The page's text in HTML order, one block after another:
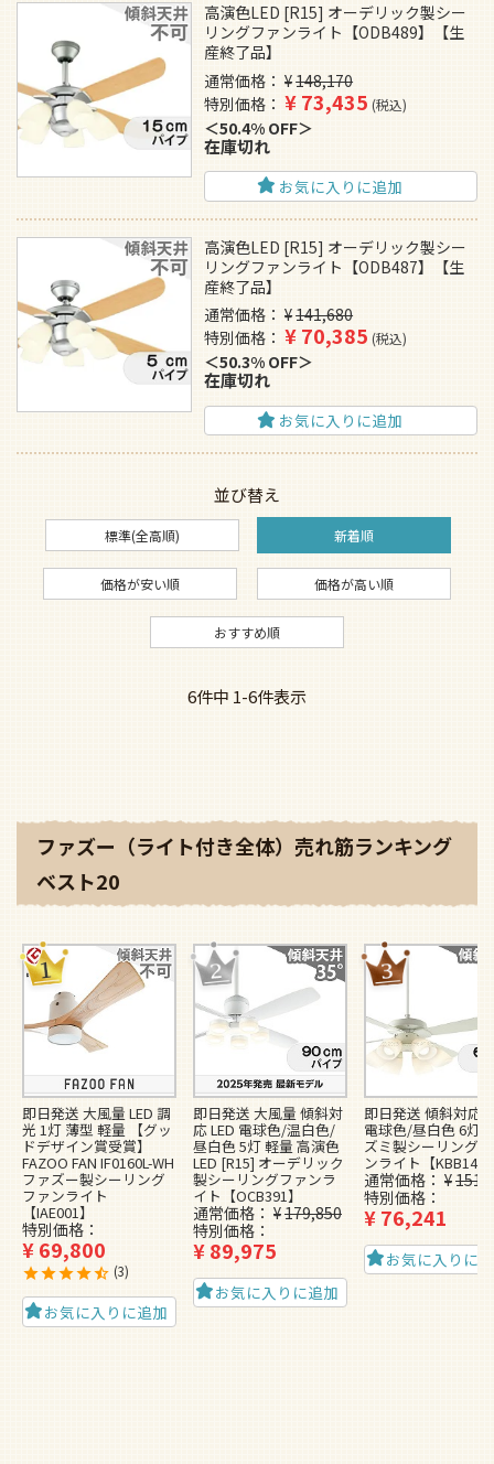
高演色LED [R15] オーデリック製シー
リングファンライト【ODB489】【生
産終了品】
通常価格
¥148,170
特別価格
¥73,435 税込
50.4% OFF
在庫切れ
お気に入りに追加
高演色LED [R15] オーデリック製シー
リングファンライト【ODB487】【生
産終了品】
通常価格
¥141,680
特別価格
¥70,385 税込
50.3% OFF
在庫切れ
お気に入りに追加
並び替え
標準(全高順) 新着順
価格が安い順 価格が高い順
おすすめ順
6件中 1-6件表示
ファズー（ライト付き全体）売れ筋ランキング
ベスト20
即日発送 大風量 LED 調
光 1灯 薄型 軽量 【グッ
ドデザイン賞受賞】
FAZOO FAN IF0160L-WH
ファズー製シーリング
ファンライト
【IAE001】
特別価格
¥69,800
3
お気に入りに追加
即日発送 大風量 傾斜対
応 LED 電球色/温白色/
昼白色 5灯 軽量 高演色
LED [R15] オーデリック
製シーリングファンラ
イト【OCB391】
通常価格 ¥179,850
特別価格
¥89,975
お気に入りに追加
即日発送 傾斜対応
電球色/昼白色 6灯
ズミ製シーリング
ンライト【KBB148
通常価格 ¥
特別価格
¥76,241
お気に入りに